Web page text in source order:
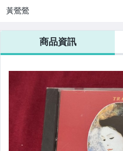
黃鶯鶯
商品資訊